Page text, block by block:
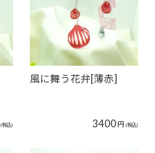
(税込)
風に舞う花弁[薄赤]
3400円 (税込)